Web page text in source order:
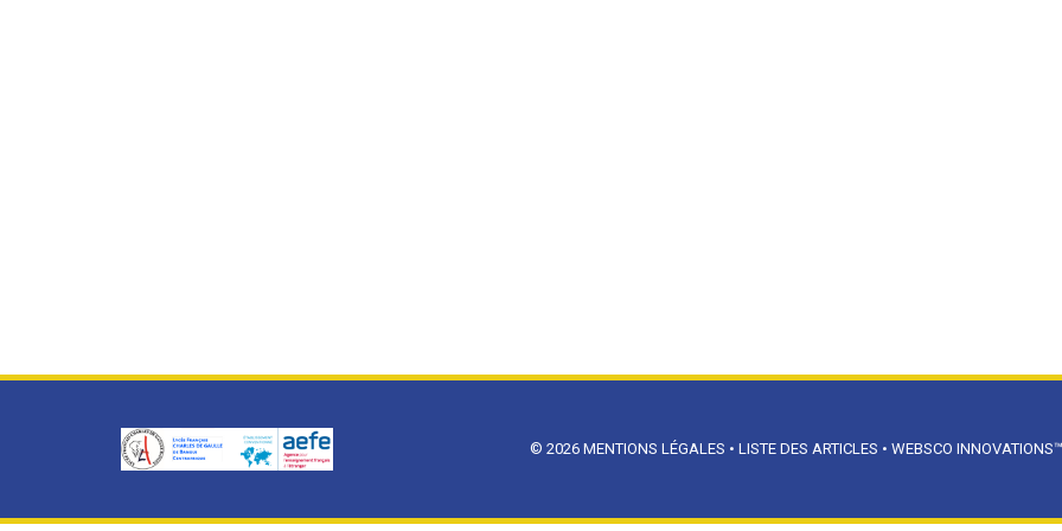
© 2026 MENTIONS LÉGALES • LISTE DES ARTICLES • WEBSCO INNOVATIONS™